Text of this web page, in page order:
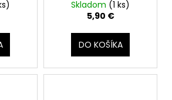
zväčšeným otvorom
na kameru +
(Fialový / Purple)
Skladom (1 ks)
5,90 €
DO KOŠÍKA